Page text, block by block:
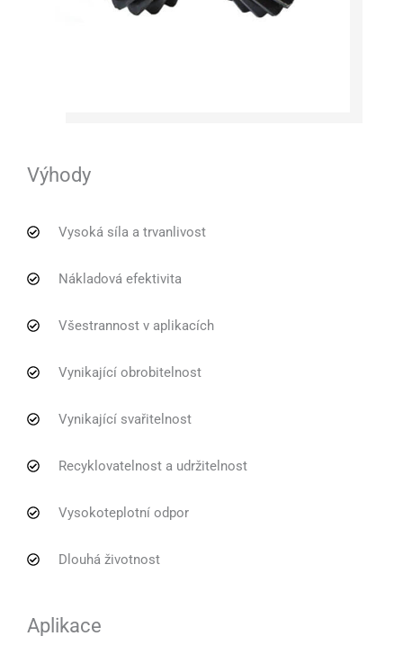
Výhody
Vysoká síla a trvanlivost
Nákladová efektivita
Všestrannost v aplikacích
Vynikající obrobitelnost
Vynikající svařitelnost
Recyklovatelnost a udržitelnost
Vysokoteplotní odpor
Dlouhá životnost
Aplikace